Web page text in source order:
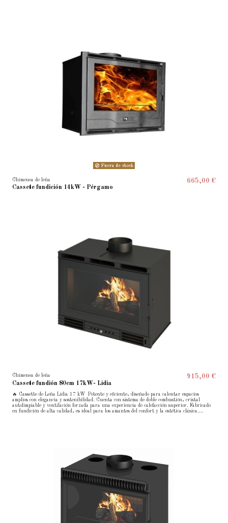
Fuera de stock
Chimenea de leña
Cassete fundición 14kW - Pérgamo
665,00 €
Chimenea de leña
Cassete fundión 80cm 17kW- Lidia
915,00 €
🔥 Cassette de Leña Lidia 17 kW Potente y eficiente, diseñado para calentar espacios
amplios con elegancia y sostenibilidad. Cuenta con sistema de doble combustión, cristal
autolimpiable y ventilación forzada para una experiencia de calefacción superior. Fabricado
en fundición de alta calidad, es ideal para los amantes del confort y la estética clásica....